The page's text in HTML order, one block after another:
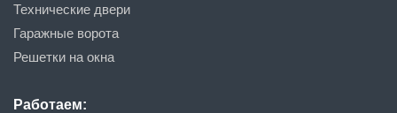
Технические двери
Гаражные ворота
Решетки на окна
Работаем: